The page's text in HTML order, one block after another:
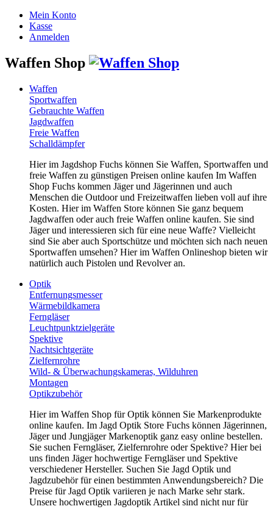
Mein Konto
Kasse
Anmelden
Waffen Shop
Waffen
Sportwaffen
Gebrauchte Waffen
Jagdwaffen
Freie Waffen
Schalldämpfer
Hier im Jagdshop Fuchs können Sie Waffen, Sportwaffen und
freie Waffen zu günstigen Preisen online kaufen Im Waffen
Shop Fuchs kommen Jäger und Jägerinnen und auch
Menschen die Outdoor und Freizeitwaffen lieben voll auf ihre
Kosten. Hier im Waffen Store können Sie ganz bequem
Jagdwaffen oder auch freie Waffen online kaufen. Sie sind
Jäger und interessieren sich für eine neue Waffe? Vielleicht
sind Sie aber auch Sportschütze und möchten sich nach neuen
Sportwaffen umsehen? Hier im Waffen Onlineshop bieten wir
natürlich auch Pistolen und Revolver an.
Optik
Entfernungsmesser
Wärmebildkamera
Ferngläser
Leuchtpunktzielgeräte
Spektive
Nachtsichtgeräte
Zielfernrohre
Wild- & Überwachungskameras, Wilduhren
Montagen
Optikzubehör
Hier im Waffen Shop für Optik können Sie Markenprodukte
online kaufen. Im Jagd Optik Store Fuchs können Jägerinnen,
Jäger und Jungjäger Markenoptik ganz easy online bestellen.
Sie suchen Ferngläser, Zielfernrohre oder Spektive? Hier bei
uns finden Jäger hochwertige Ferngläser und Spektive
verschiedener Hersteller. Suchen Sie Jagd Optik und
Jagdzubehör für einen bestimmten Anwendungsbereich? Die
Preise für Jagd Optik variieren je nach Marke sehr stark.
Unsere hochwertigen Jagdoptik Artikel sind nicht nur für